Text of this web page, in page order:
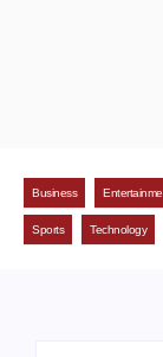
Business
Sports Technology